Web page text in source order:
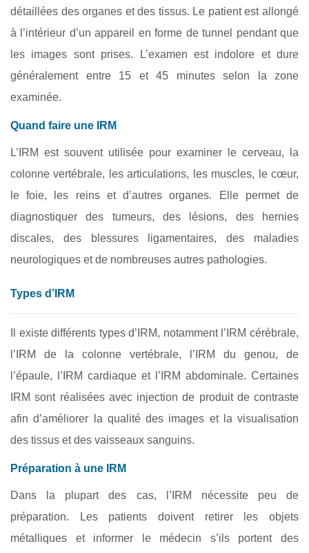
détaillées des organes et des tissus. Le patient est allongé
à l’intérieur d’un appareil en forme de tunnel pendant que
les images sont prises. L’examen est indolore et dure
généralement entre 15 et 45 minutes selon la zone
examinée.
Quand faire une IRM
L’IRM est souvent utilisée pour examiner le cerveau, la
colonne vertébrale, les articulations, les muscles, le cœur,
le foie, les reins et d’autres organes. Elle permet de
diagnostiquer des tumeurs, des lésions, des hernies
discales, des blessures ligamentaires, des maladies
neurologiques et de nombreuses autres pathologies.
Types d’IRM
Il existe différents types d’IRM, notamment l’IRM cérébrale,
l’IRM de la colonne vertébrale, l’IRM du genou, de
l’épaule, l’IRM cardiaque et l’IRM abdominale. Certaines
IRM sont réalisées avec injection de produit de contraste
afin d’améliorer la qualité des images et la visualisation
des tissus et des vaisseaux sanguins.
Préparation à une IRM
Dans la plupart des cas, l’IRM nécessite peu de
préparation. Les patients doivent retirer les objets
métalliques et informer le médecin s’ils portent des